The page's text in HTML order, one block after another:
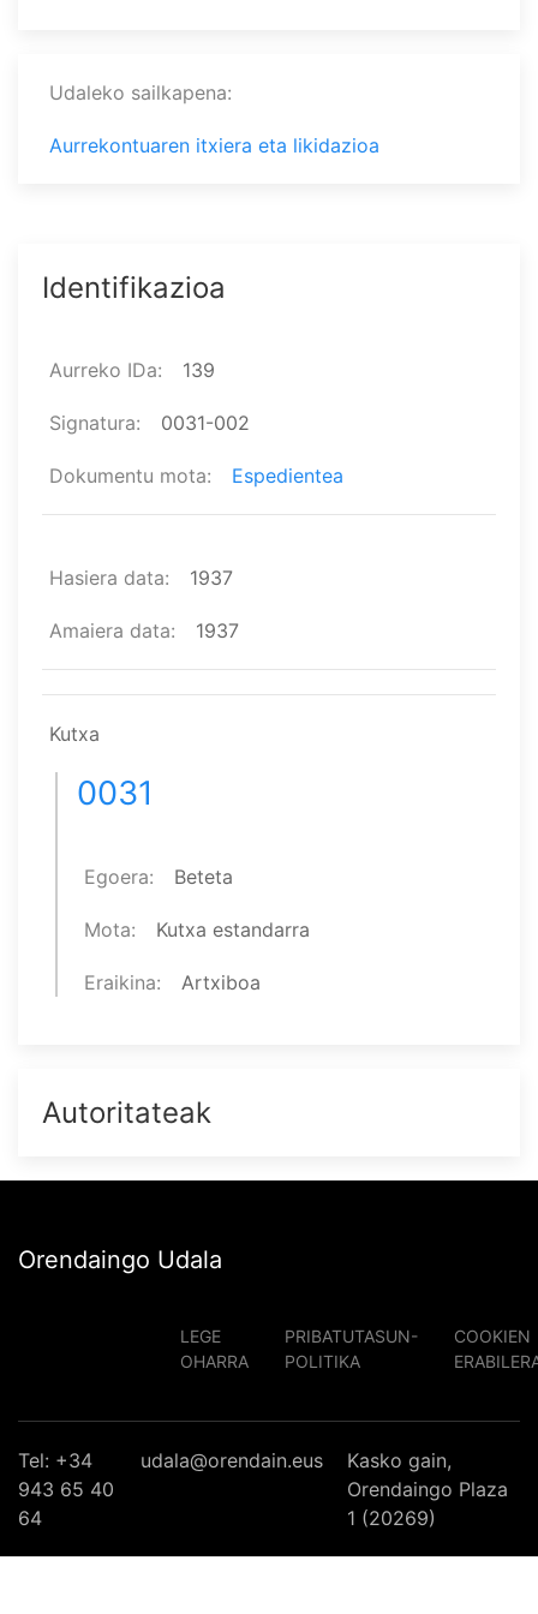
Udaleko sailkapena
Aurrekontuaren itxiera eta likidazioa
Identifikazioa
Aurreko IDa 139
Signatura 0031-002
Dokumentu mota Espedientea
Hasiera data 1937
Amaiera data 1937
Kutxa
0031
Egoera Beteta
Mota Kutxa estandarra
Eraikina Artxiboa
Autoritateak
Orendaingo Udala
LEGE
OHARRA
PRIBATUTASUN-
POLITIKA
COOKIEN
Tel: +34
943 65 40
64
udala@orendain.eus
Kasko gain,
Orendaingo Plaza
1 (20269)